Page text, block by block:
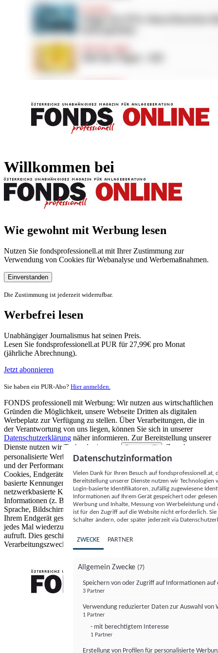
Willkommen bei
Wie gewohnt mit Werbung lesen
Nutzen Sie fondsprofessionell.at mit Ihrer Zustimmung zur
Verwendung von Cookies für Webanalyse und Werbemaßnahmen.
Einverstanden
Die Zustimmung ist jederzeit widerrufbar.
Werbefrei lesen
Unabhängiger Journalismus hat seinen Preis.
Lesen Sie fondsprofessionell.at PUR für 27,99€ pro Monat
(jährliche Abrechnung).
Jetzt abonnieren
Sie haben ein PUR-Abo? Hier anmelden.
FONDS professionell mit Werbung: Wir nutzen aus wirtschaftlichen
Gründen die Möglichkeit, unsere Webseite Dritten als digitalen
Werbeplatz zur Verfügung zu stellen. Über Verarbeitungen, die in
der Verantwortung von uns liegen, können Sie sich in unserer
Datenschutzerklärung näher informieren. Zur Bereitstellung unserer
Dienste nutzen wir Technologien von
Partnern (5)
. Zwecke:
personalisierte Werbung und Inhalte, Messung von Werbeleistung
und der Performance von Inhalten sowie Zielgruppenforschung.
Cookies, Endgeräte- oder ähnliche Online-Kennungen (z. B. login-
basierte Kennungen, zufällig generierte Kennungen,
netzwerkbasierte Kennungen) können zusammen mit anderen
Informationen (z. B. Browsertyp und Browserinformationen,
Sprache, Bildschirmgröße, unterstützte Technologien usw.) auf
Ihrem Endgerät gespeichert oder von dort ausgelesen werden, um es
jedes Mal wiederzuerkennen, wenn es eine App oder einer Webseite
aufruft. Dies geschieht für einen oder mehrere der hier aufgeführten
Verarbeitungszwecke.
Datenschutzinformation
Vielen Dank für Ihren Besuch auf
Bereitstellung unserer Dienste nutzen wir Technologien
Login-basierte Identifikatoren, zufällig zugewiesene
Informationen auf Ihrem Gerät gespeichert oder
Werbung und Inhalte, Messung von Werbeleistung
ist für den Zugriff auf die Website nicht erforderlich.
Schalter ändern, oder später jederzeit via
ZWECKE PARTNER
Allgemein Zwecke (7)
Speichern von oder Zugriff auf Informationen auf
3 Partner
Verwendung reduzierter Daten zur Auswahl von
1 Partner
- mit berechtigtem Interesse
1 Partner
Erstellung von Profilen für personalisierte
FONDS professionell